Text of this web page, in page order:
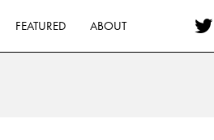
FEATURED ABOUT